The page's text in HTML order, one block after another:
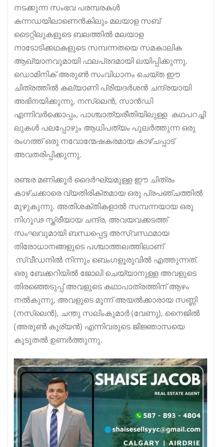
നടക്കുന്ന സംഭവ പരമ്പരകൾ
കന്നഡയിലാണെൻകിലും മലയാള സബ്
ടൈറ്റിലുകളൂടെ ബലത്തിൽ മലയാള
നാടോടിക്കഥകളുടെ സമ്പന്നതയെ സമകാലിക
ആഖ്യാനവുമായി ഫലപ്രദമായി ലയിപ്പിക്കുന്നു.
ഡൊമിനിക് അരുൺ സംവിധാനം ചെയ്ത ഈ
ചിത്രത്തിൽ കല്യാണി പ്രിയദർശൻ ചന്ദ്രയായി
അഭിനയിക്കുന്നു, നസ്‌ലെൻ, സാൻഡി
എന്നിവർക്കൊപ്പം, പാശ്ചാത്യരീതിയിലുള്ള കഥപറച്ചി
ലുകൾ പലപ്പോഴും ആധിപത്യം പുലർത്തുന്ന ഒരു
രംഗത്ത് ഒരു നവോന്മേഷകരമായ കാഴ്ചപ്പാട്
അവതരിപ്പിക്കുന്നു.
രണ്ടര മണിക്കൂർ ദൈർഘ്യമുള്ള ഈ ചിത്രം
കാഴ്ചക്കാരെ വ്യതിരിക്തമായ ഒരു പ്രപഞ്ചത്തിൽ
മുഴുകുന്നു. അതിശക്തികളാൽ സമ്പന്നയായ ഒരു
നിഗൂഢ സ്ത്രീയായ ചന്ദ്ര, അവയവക്കടത്ത്
സംഘവുമായി ബന്ധപ്പെട്ട അസ്വസ്ഥമായ
തിരോധാനങ്ങളുടെ പശ്ചാത്തലത്തിലാണ്
സ്വീഡനിൽ നിന്നും ബെംഗളൂരുവിൽ എത്തുന്നത്.
ഒരു ബേക്കറിയിൽ ജോലി ചെയ്യാനുള്ള അവളുടെ
തിരഞ്ഞെടുപ്പ് അവളുടെ കഥാപാത്രത്തിന് ആഴം
നൽകുന്നു, അവളുടെ മൂന്ന് അയൽക്കാരായ സണ്ണി
(നസ്‌ലെൻ), ചന്തു സലിംകുമാർ (വേണു), നൈജിൽ
(അരുൺ കുര്യൻ) എന്നിവരുടെ ജിജ്ഞാസയെ
കൂടുതൽ ഉണർത്തുന്നു.